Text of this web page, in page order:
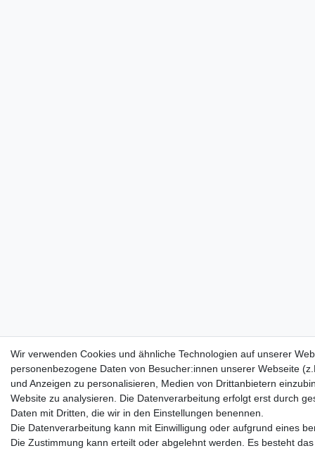
Wir verwenden Cookies und ähnliche Technologien auf unserer
personenbezogene Daten von Besucher:innen unserer Webseite
und Anzeigen zu personalisieren, Medien von Drittanbietern
Website zu analysieren. Die Datenverarbeitung erfolgt erst durch
Daten mit Dritten, die wir in den Einstellungen benennen.
Die Datenverarbeitung kann mit Einwilligung oder aufgrund eines
Die Zustimmung kann erteilt oder abgelehnt werden. Es besteht